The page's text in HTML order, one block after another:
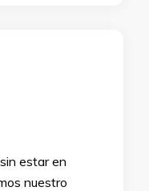
estar en
nuestro